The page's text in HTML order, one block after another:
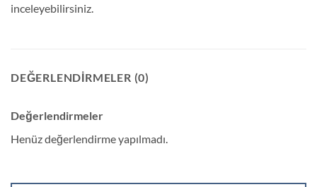
inceleyebilirsiniz.
DEĞERLENDIRMELER (0)
Değerlendirmeler
Henüz değerlendirme yapılmadı.